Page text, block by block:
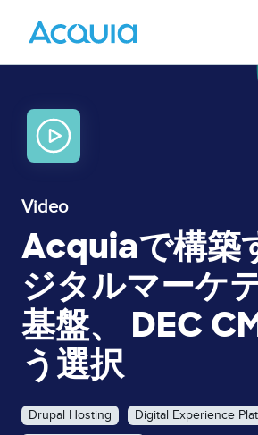
Menu
Video
Acquiaで構築
ジタルマーケ
基盤、 DEC
う選択
Drupal Hosting
Digital Experience